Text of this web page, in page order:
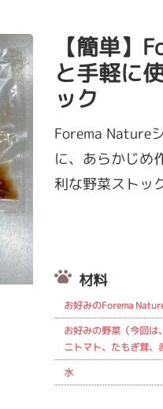
【簡単】
と手軽に
ック
Forema Nature
に、あらかじめ
利な野菜ストッ
材料
お好みのForema
お好みの野菜（今回は
ニトマト、たもぎ茸、
水